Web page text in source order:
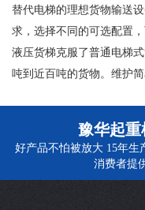
替代电梯的理想货物输送
求，选择不同的可选配置
液压货梯克服了普通电梯
吨到近百吨的货物。维护
豫华起重
好产品不怕被放大 15年生
消费者提